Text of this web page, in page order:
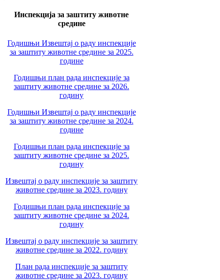
Инспекција за заштиту животне
средине
Годишњи Извештај о раду инспекције
за заштиту животне средине за 2025.
године
Годишњи план рада инспекције за
заштиту животне средине за 2026.
годину
Годишњи Извештај о раду инспекције
за заштиту животне средине за 2024.
године
Годишњи план рада инспекције за
заштиту животне средине за 2025.
годину
Извештај о раду инспекције за заштиту
животне средине за 2023. годину
Годишњи план рада инспекције за
заштиту животне средине за 2024.
годину
Извештај о раду инспекције за заштиту
животне средине за 2022. годину
План рада инспекције за заштиту
животне средине за 2023. годину